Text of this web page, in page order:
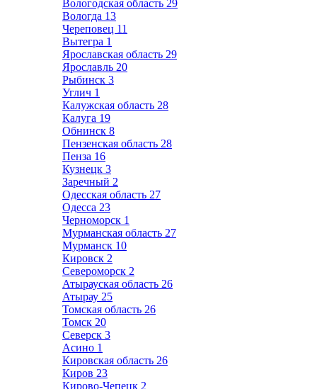
Вологодская область 29
Вологда 13
Череповец 11
Вытегра 1
Ярославская область 29
Ярославль 20
Рыбинск 3
Углич 1
Калужская область 28
Калуга 19
Обнинск 8
Пензенская область 28
Пенза 16
Кузнецк 3
Заречный 2
Одесская область 27
Одесса 23
Черноморск 1
Мурманская область 27
Мурманск 10
Кировск 2
Североморск 2
Атырауская область 26
Атырау 25
Томская область 26
Томск 20
Северск 3
Асино 1
Кировская область 26
Киров 23
Кирово-Чепецк 2